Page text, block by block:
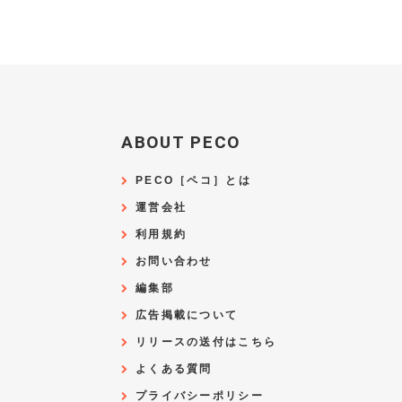
ABOUT PECO
PECO［ペコ］とは
運営会社
利用規約
お問い合わせ
編集部
広告掲載について
リリースの送付はこちら
よくある質問
プライバシーポリシー